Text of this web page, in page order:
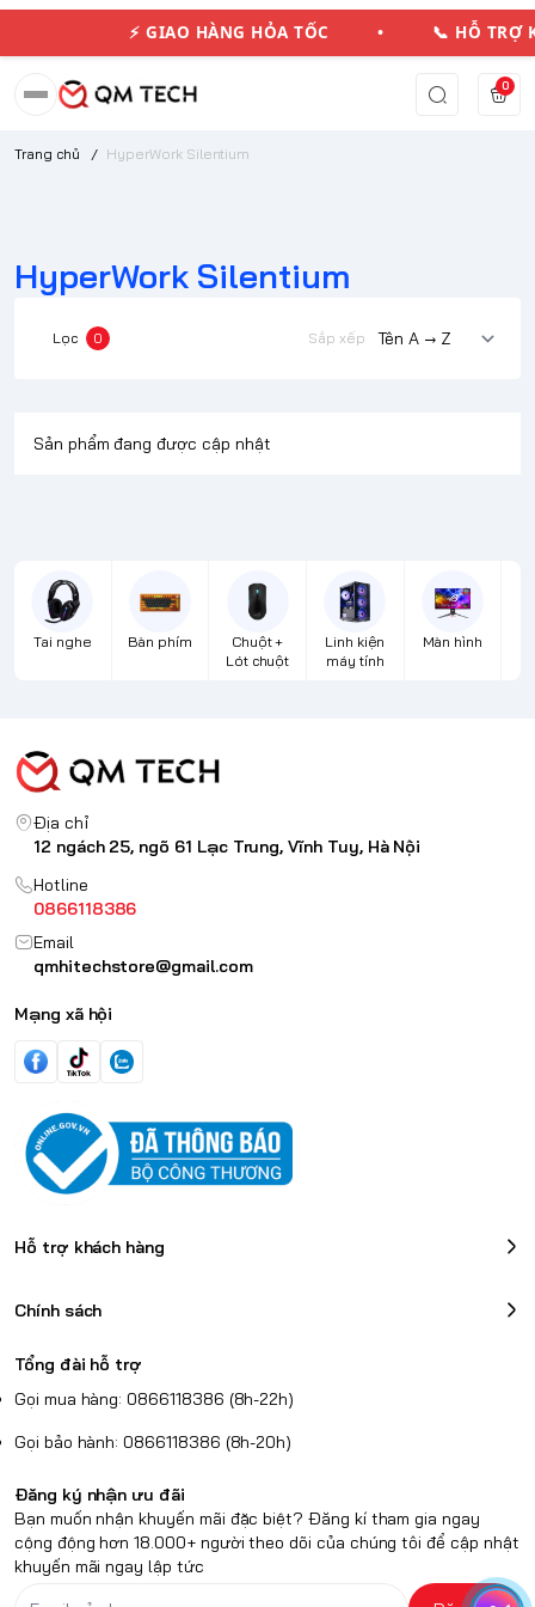
⚡ GIAO HÀNG HỎA TỐC • 📞 HỖ
0
Trang chủ / HyperWork Silentium
HyperWork Silentium
Lọc 0 Sắp xếp
Sản phẩm đang được cập nhật
Tai nghe Bàn phím
Chuột +
Lót chuột
Linh kiện
máy tính
Màn hình
Địa chỉ
12 ngách 25, ngõ 61 Lạc Trung, Vĩnh Tuy, Hà Nội
Hotline
0866118386
Email
qmhitechstore@gmail.com
Mạng xã hội
Hỗ trợ khách hàng
Chính sách
Tổng đài hỗ trợ
Gọi mua hàng: 0866118386 (8h-22h)
Gọi bảo hành: 0866118386 (8h-20h)
Đăng ký nhận ưu đãi
Bạn muốn nhận khuyến mãi đặc biệt? Đăng kí tham gia ngay
cộng động hơn 18.000+ người theo dõi của chúng tôi để cập nhật
khuyến mãi ngay lập tức